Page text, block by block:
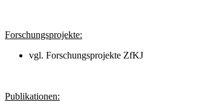
Forschungsprojekte:
vgl. Forschungsprojekte ZfKJ
Publikationen: